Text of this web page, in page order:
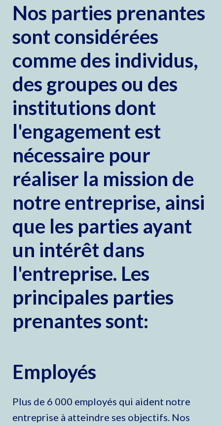
Nos parties prenantes
sont considérées
comme des individus,
des groupes ou des
institutions dont
l'engagement est
nécessaire pour
réaliser la mission de
notre entreprise, ainsi
que les parties ayant
un intérêt dans
l'entreprise. Les
principales parties
prenantes sont:
Employés
Plus de 6 000 employés qui aident notre
entreprise à atteindre ses objectifs. Nos